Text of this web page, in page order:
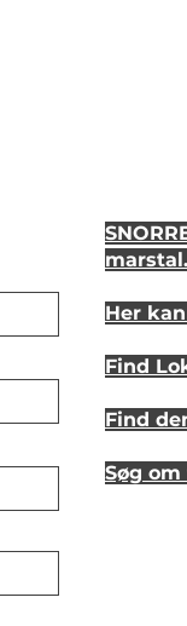
Her
Find
Find
Søg